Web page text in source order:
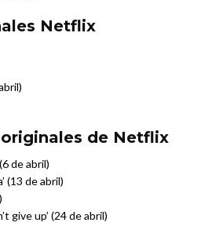
Netflix
de Netflix
de abril)
(13 de abril)
give up’ (24 de abril)